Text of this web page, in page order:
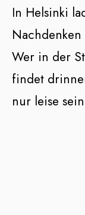
In Helsinki
Wer in der
findet
nur leise